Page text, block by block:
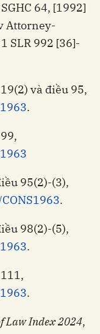
64, [1992]
Attorney-
SLR 992 [36]-
và điều 95,
.
95(2)-(3),
.
98(2)-(5),
.
.
Law Index 2024,